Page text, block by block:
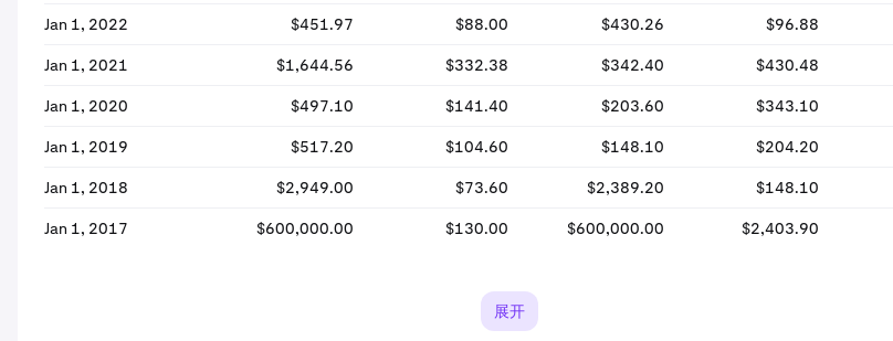
Jan 1, 2022 $451.97 $88.00 $430.26 $96.88
Jan 1, 2021 $1,644.56 $332.38 $342.40 $430.48
Jan 1, 2020 $497.10 $141.40 $203.60 $343.10
Jan 1, 2019 $517.20 $104.60 $148.10 $204.20
Jan 1, 2018 $2,949.00 $73.60 $2,389.20 $148.10
Jan 1, 2017 $600,000.00 $130.00 $600,000.00 $2,403.90
展开